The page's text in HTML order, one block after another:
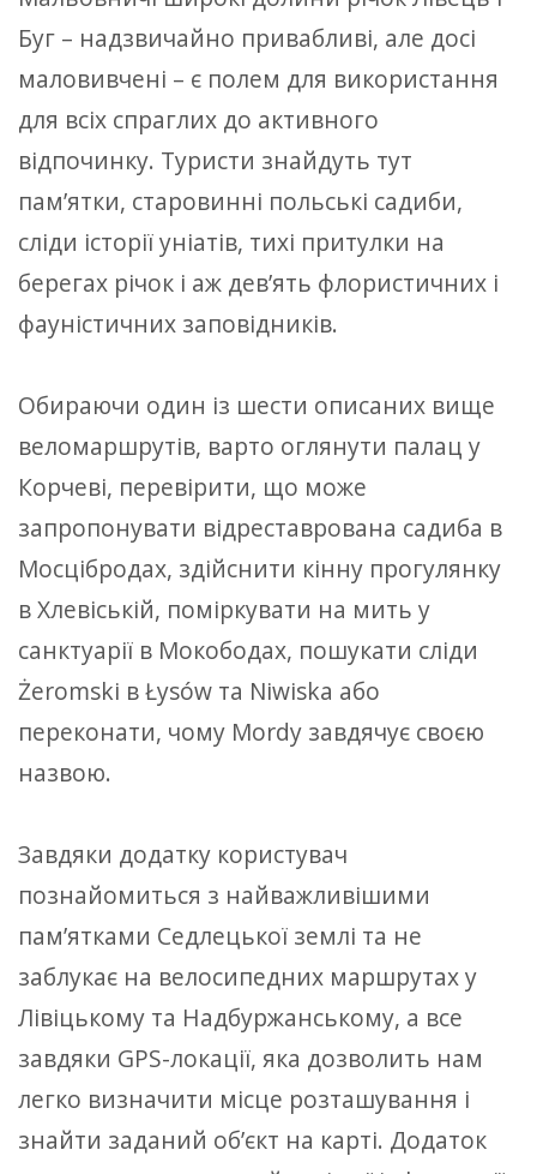
Буг – надзвичайно привабливі, але досі
маловивчені – є полем для використання
для всіх спраглих до активного
відпочинку. Туристи знайдуть тут
пам’ятки, старовинні польські садиби,
сліди історії уніатів, тихі притулки на
берегах річок і аж дев’ять флористичних і
фауністичних заповідників.
Обираючи один із шести описаних вище
веломаршрутів, варто оглянути палац у
Корчеві, перевірити, що може
запропонувати відреставрована садиба в
Мосцібродах, здійснити кінну прогулянку
в Хлевіській, поміркувати на мить у
санктуарії в Мокободах, пошукати сліди
Żeromski в Łysów та Niwiska або
переконати, чому Mordy завдячує своєю
назвою.
Завдяки додатку користувач
познайомиться з найважливішими
пам’ятками Седлецької землі та не
заблукає на велосипедних маршрутах у
Лівіцькому та Надбуржанському, а все
завдяки GPS-локації, яка дозволить нам
легко визначити місце розташування і
знайти заданий об’єкт на карті. Додаток